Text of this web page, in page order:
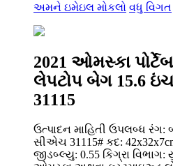
અમને ઇમેઇલ મોકલો વધુ વિગત
2021 ઓમસ્કા
લેપટોપ બેગ 15.6
31115
ઉત્પાદન માહિતી ઉપલબ્ધ
સીએચ 31115# કદ:
જીડબ્લ્યુ: 0.55 કિગ્રા